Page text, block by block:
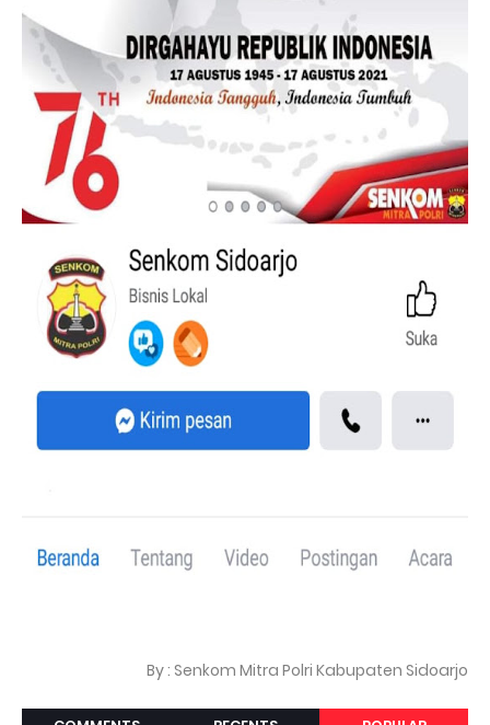
By : Senkom Mitra Polri Kabupaten Sidoarjo